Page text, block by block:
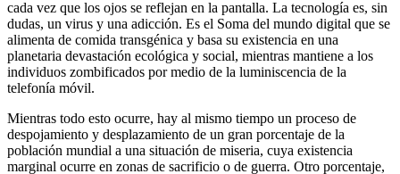
cada vez que los ojos se reflejan en la pantalla. La tecnología es, sin
dudas, un virus y una adicción. Es el Soma del mundo digital que se
alimenta de comida transgénica y basa su existencia en una
planetaria devastación ecológica y social, mientras mantiene a los
individuos zombificados por medio de la luminiscencia de la
telefonía móvil.
Mientras todo esto ocurre, hay al mismo tiempo un proceso de
despojamiento y desplazamiento de un gran porcentaje de la
población mundial a una situación de miseria, cuya existencia
marginal ocurre en zonas de sacrificio o de guerra. Otro porcentaje,